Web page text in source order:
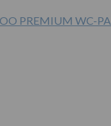
PREMIUM WC-